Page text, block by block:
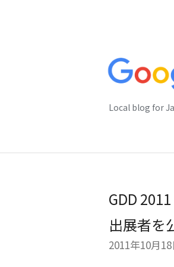
Local blog for
GDD
出展者を
2011年10月